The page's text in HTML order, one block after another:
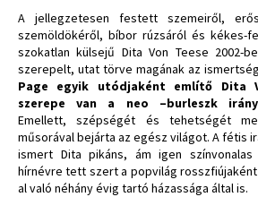
A jellegzetesen festett szemeiről,
szemöldökéről, bíbor rúzsáról és kékes-
szokatlan külsejű Dita Von Teese 2002-
szerepelt, utat törve magának az
Page egyik utódjaként említő Dita
szerepe van a neo –burleszk
Emellett, szépségét és tehetségét
műsorával bejárta az egész világot. A fétis
ismert Dita pikáns, ám igen
hírnévre tett szert a popvilág rosszfiújaként
al való néhány évig tartó házassága által is.